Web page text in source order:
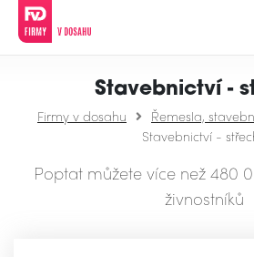
Stavebnictví -
Firmy v dosahu
Řemesla,
Stavebnictví -
Poptat můžete více než 480
živnostníků